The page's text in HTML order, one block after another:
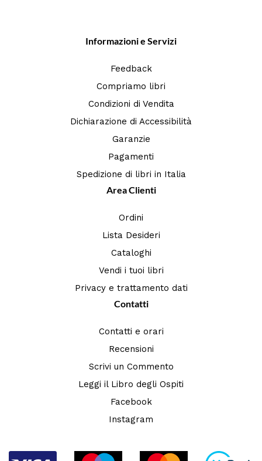
Informazioni e Servizi
Feedback
Compriamo libri
Condizioni di Vendita
Dichiarazione di Accessibilità
Garanzie
Pagamenti
Spedizione di libri in Italia
Area Clienti
Ordini
Lista Desideri
Cataloghi
Vendi i tuoi libri
Privacy e trattamento dati
Contatti
Contatti e orari
Recensioni
Scrivi un Commento
Leggi il Libro degli Ospiti
Facebook
Instagram